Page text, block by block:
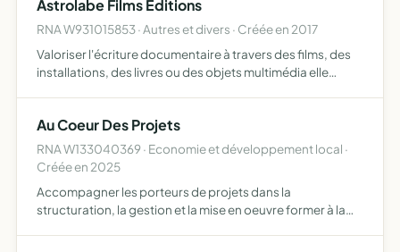
Astrolabe Films Editions
RNA W931015853 · Autres et divers · Créée en 2017
Valoriser l'écriture documentaire à travers des films, des
installations, des livres ou des objets multimédia elle
Au Coeur Des Projets
RNA W133040369 · Economie et développement local ·
Créée en 2025
Accompagner les porteurs de projets dans la
structuration, la gestion et la mise en oeuvre former à la